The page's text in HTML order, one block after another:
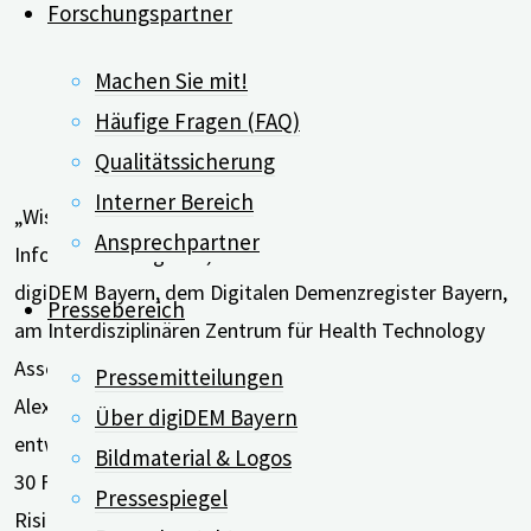
Forschungspartner
Machen Sie mit!
Häufige Fragen (FAQ)
Qualitätssicherung
Interner Bereich
Ansprechpartner
Pressebereich
Pressemitteilungen
Über digiDEM Bayern
Bildmaterial & Logos
Pressespiegel
Raum"
„Wissenstest Demenz“: So heißt das neue digitale
Informationsangebot, das die Forscher*innen von
digiDEM Bayern, dem Digitalen Demenzregister Bayern,
am Interdisziplinären Zentrum für Health Technology
Assessment (HTA) und Public Health der Friedrich-
Alexander-Universität Erlangen-Nürnberg (FAU)
entwickelt haben. Der kostenfreie Online-Test umfasst
30 Fragen, zum Beispiel aus den Bereichen
Risikofaktoren, Pflege und Betreuung sowie …